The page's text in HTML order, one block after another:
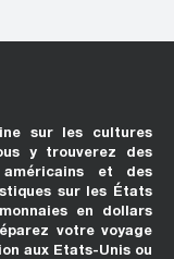
sur les cultures
y trouverez des
et des
sur les États
en dollars
votre voyage
aux Etats-Unis ou